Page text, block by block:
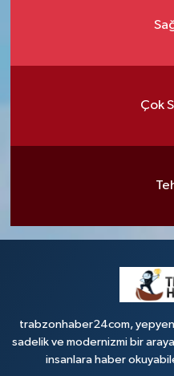
Çok
trabzonhaber24com,
sadelik ve modernizmi bir
insanlara haber